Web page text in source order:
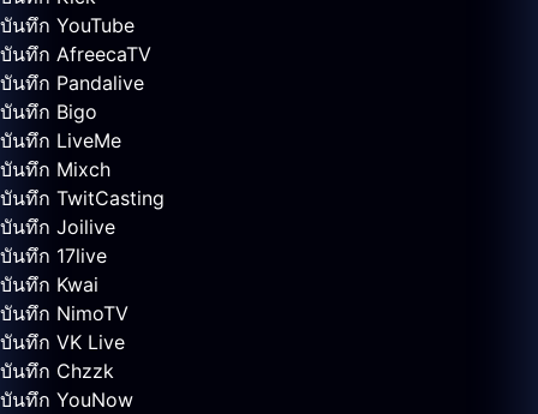
บันทึก YouTube
บันทึก AfreecaTV
บันทึก Pandalive
บันทึก Bigo
บันทึก LiveMe
บันทึก Mixch
บันทึก TwitCasting
บันทึก Joilive
บันทึก 17live
บันทึก Kwai
บันทึก NimoTV
บันทึก VK Live
บันทึก Chzzk
บันทึก YouNow